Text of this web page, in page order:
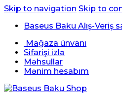
Skip to navigation Skip to
Baseus Baku Alış-Veriş
Mağaza ünvanı
Sifarişi izlə
Məhsullar
Mənim hesabım